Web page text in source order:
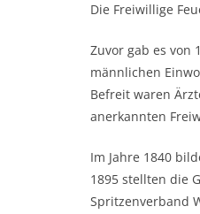
Die Freiwillige
Zuvor gab es von
männlichen
Befreit waren
anerkannten
Im Jahre 1840
1895 stellten die
Spritzenverband